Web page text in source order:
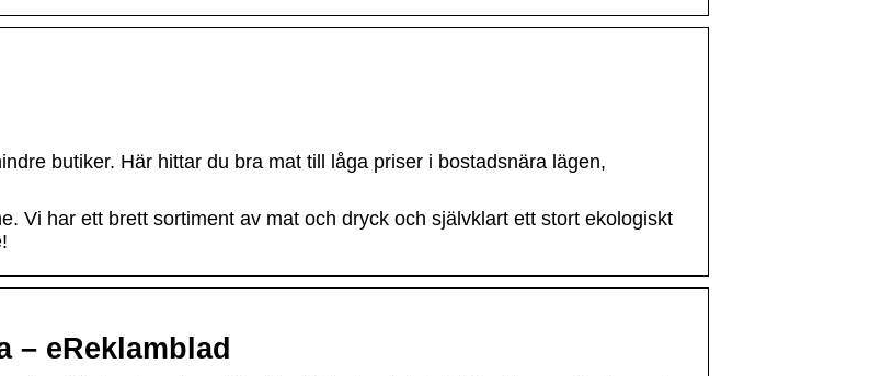
butiker. Här hittar du bra mat till låga priser i bostadsnära lägen,
Vi har ett brett sortiment av mat och dryck och självklart ett stort ekologiskt
– eReklamblad